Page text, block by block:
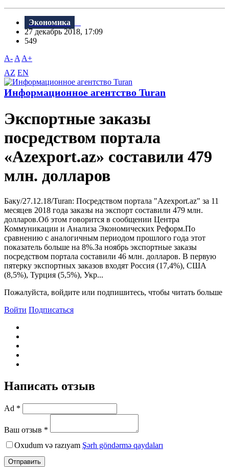
Экономика
27 декабрь 2018, 17:09
549
A- A A+
AZ EN
Информационное агентство Turan
Экспортные заказы
посредством портала
«Azexport.az» составили 479
млн. долларов
Баку/27.12.18/Turan: Посредством портала "Azexport.az" за 11
месяцев 2018 года заказы на экспорт составили 479 млн.
долларов.Об этом говорится в сообщении Центра
Коммуникации и Анализа Экономических Реформ.По
сравнению с аналогичным периодом прошлого года этот
показатель больше на 8%.За ноябрь экспортные заказы
посредством портала составили 46 млн. долларов. B первую
пятерку экспортных заказов входят Россия (17,4%), США
(8,5%), Турция (5,5%), Укр...
Пожалуйста, войдите или подпишитесь, чтобы читать больше
Войти Подписаться
Написать отзыв
Ad *
Ваш отзыв *
Oxudum və razıyam Şərh göndərmə qaydaları
Отправить